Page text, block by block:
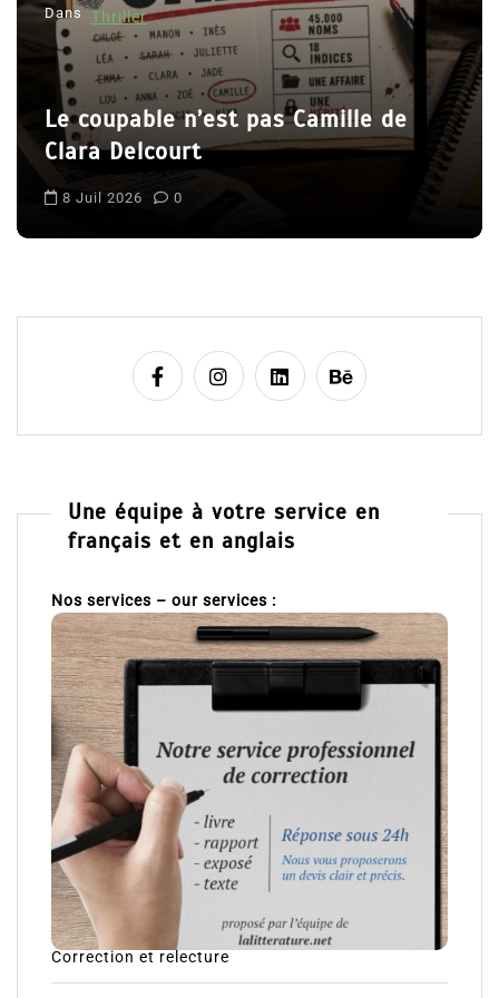
e
Dans Thriller
Le coupable n’est pas Camille de
Clara Delcourt
8 Juil 2026 0
Une équipe à votre service en
français et en anglais
Nos services – our services :
Correction et relecture